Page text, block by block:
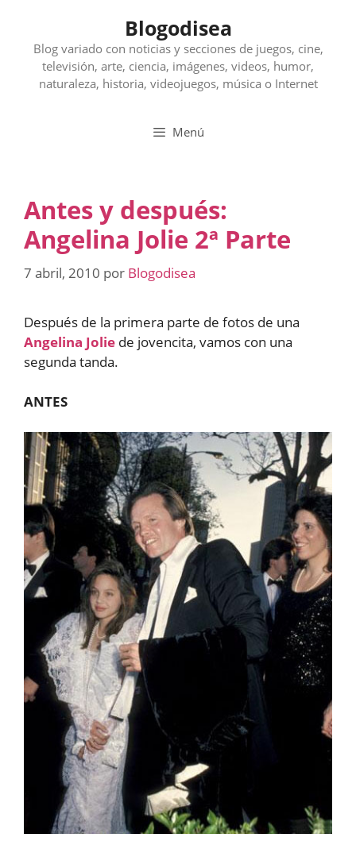
contenido
Blogodisea
Blog variado con noticias y secciones de juegos, cine,
televisión, arte, ciencia, imágenes, videos, humor,
naturaleza, historia, videojuegos, música o Internet
Menú
Antes y después:
Angelina Jolie 2ª Parte
7 abril, 2010 por Blogodisea
Después de la primera parte de fotos de una
Angelina Jolie de jovencita, vamos con una
segunda tanda.
ANTES